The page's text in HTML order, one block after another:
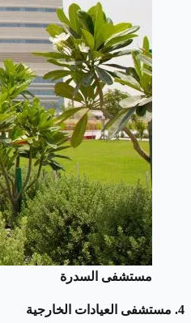
مستشفى السدرة
4. مستشفى العيادات الخارجية